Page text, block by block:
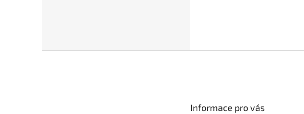
Informace pro vás